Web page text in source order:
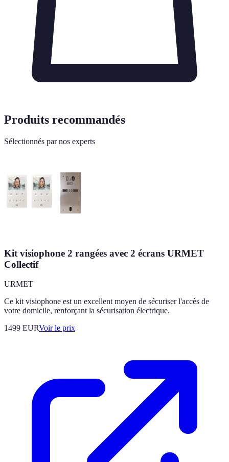
Produits recommandés
Sélectionnés par nos experts
Kit visiophone 2 rangées avec 2 écrans URMET
Collectif
URMET
Ce kit visiophone est un excellent moyen de sécuriser l'accès de
votre domicile, renforçant la sécurisation électrique.
1499 EURVoir le prix